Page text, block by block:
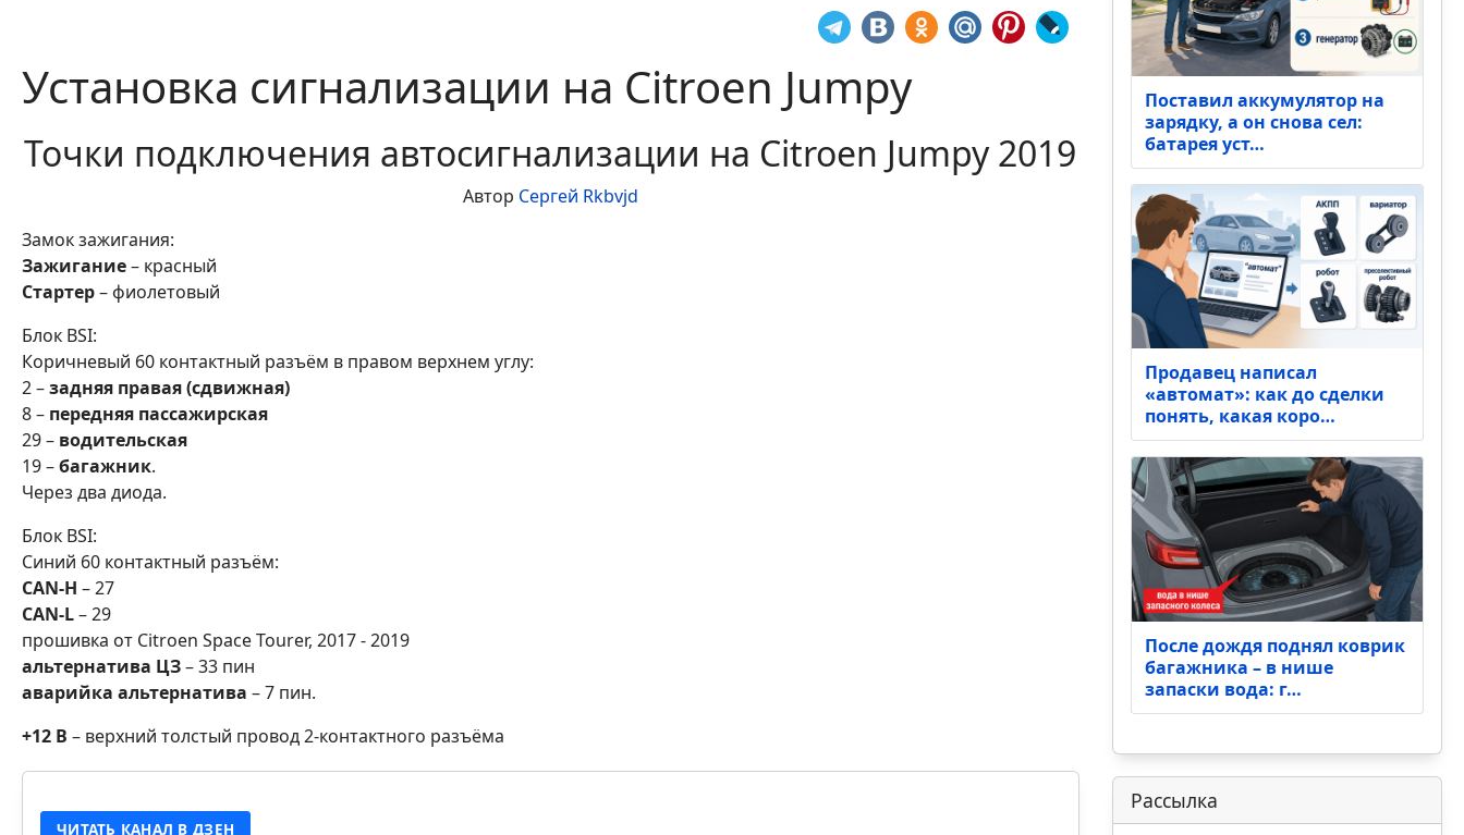
Установка сигнализации на Citroen Jumpy
Точки подключения автосигнализации на Citroen Jumpy 2019
Автор Сергей Rkbvjd
Замок зажигания:
Зажигание– красный
Стартер– фиолетовый
Блок BSI:
Коричневый 60 контактный разъём в правом верхнем углу:
2 –задняя правая (сдвижная)
8 – передняя пассажирская
29 – водительская
19 –багажник.
Через два диода.
Блок BSI:
Синий 60 контактный разъём:
CAN-H – 27
CAN-L– 29
прошивка от Citroen Space Tourer, 2017 - 2019
альтернатива ЦЗ– 33 пин
аварийка альтернатива – 7 пин.
+12 В – верхний толстый провод 2-контактного разъёма
ЧИТАТЬ КАНАЛ В ДЗЕН
Поставил аккумулятор на
зарядку, а он снова сел:
батарея уст…
Продавец написал
«автомат»: как до сделки
понять, какая коро…
После дождя поднял коврик
багажника – в нише
запаски вода: г…
Рассылка